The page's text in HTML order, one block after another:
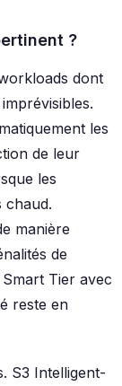
?
dont
les
de leur
les
chaud.
manière
de
Tier avec
reste en
S3 Intelligent-